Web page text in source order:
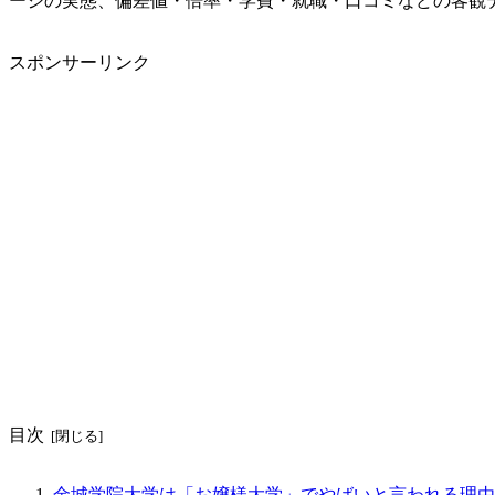
スポンサーリンク
目次